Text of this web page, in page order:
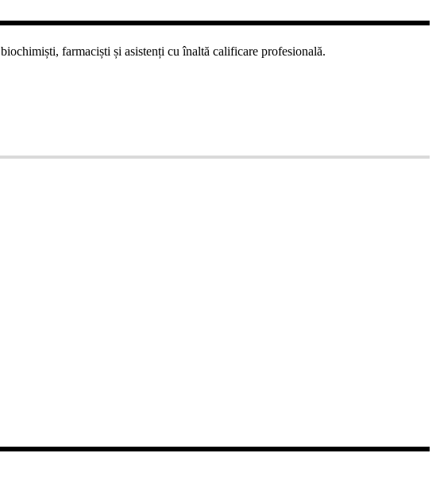
farmaciști și asistenți cu înaltă calificare profesională.